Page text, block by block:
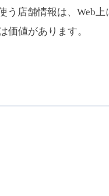
う店舗情報は、Web
値があります。